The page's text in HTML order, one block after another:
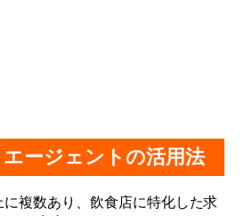
ージェントの活用法
に複数あり、飲食店に特化した求